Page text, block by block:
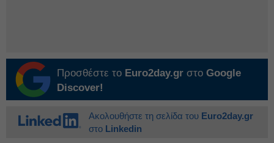
Προσθέστε το Euro2day.gr στο Google
Discover!
Ακολουθήστε τη σελίδα του Euro2day.gr
στο Linkedin